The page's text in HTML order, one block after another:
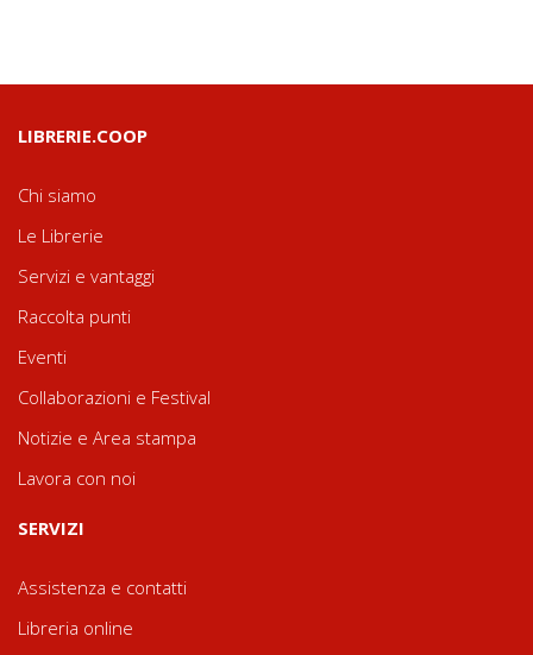
LIBRERIE.COOP
Chi siamo
Le Librerie
Servizi e vantaggi
Raccolta punti
Eventi
Collaborazioni e Festival
Notizie e Area stampa
Lavora con noi
SERVIZI
Assistenza e contatti
Libreria online